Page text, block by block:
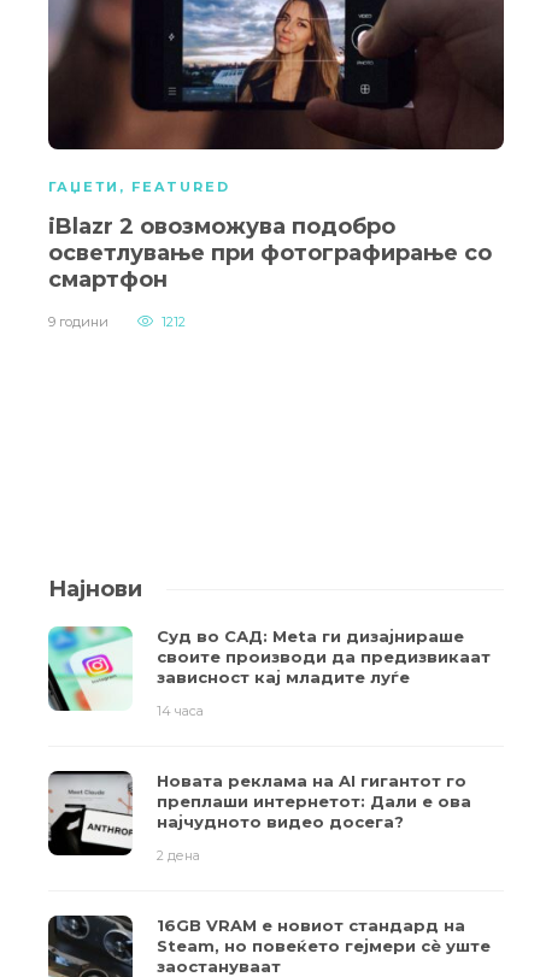
ГАЏЕТИ , FEATURED
iBlazr 2 овозможува подобро
осветлување при фотографирање со
смартфон
9 години 1212
Најнови
Суд во САД: Meta ги дизајнираше
своите производи да предизвикаат
зависност кај младите луѓе
14 часа
Новата реклама на AI гигантот го
преплаши интернетот: Дали е ова
најчудното видео досега?
2 дена
16GB VRAM е новиот стандард на
Steam, но повеќето гејмери ​​сè уште
заостануваат